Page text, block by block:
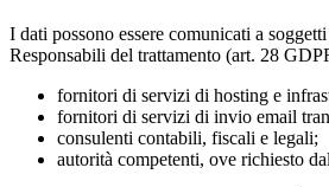
I dati possono essere comunicati a
Responsabili del trattamento (art. 28
fornitori di servizi di hosting e
fornitori di servizi di invio email
consulenti contabili, fiscali e legali;
autorità competenti, ove richiesto